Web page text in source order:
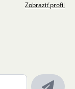
Zobraziť profil